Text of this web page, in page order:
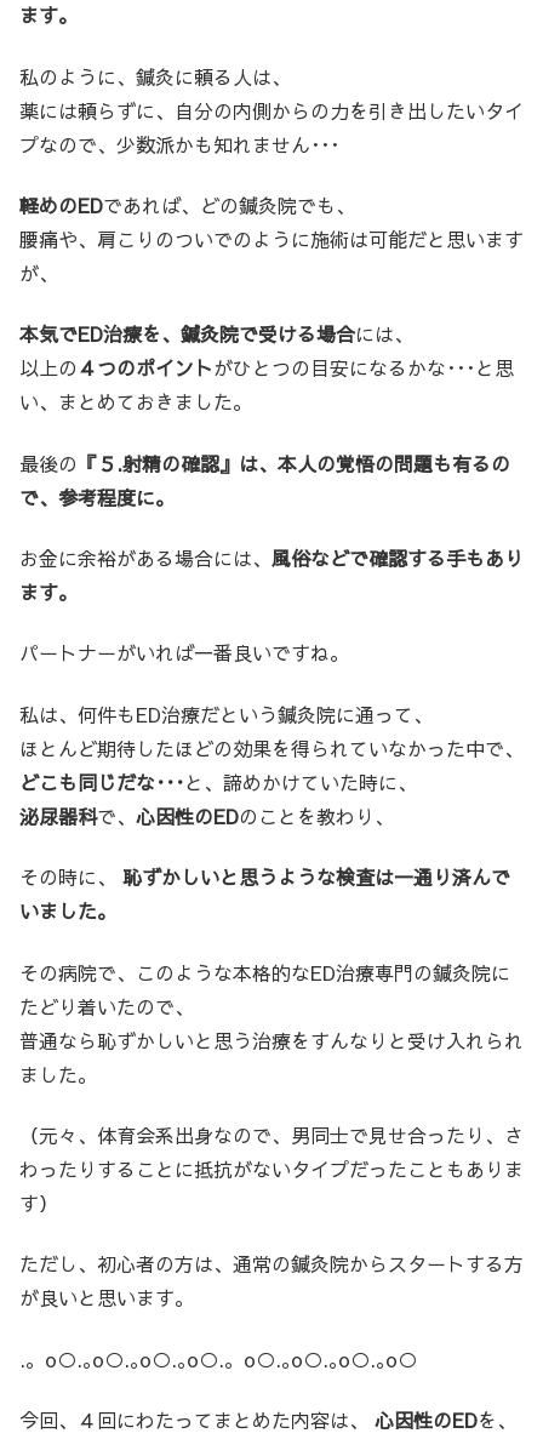
ます。
私のように、鍼灸に頼る人は、
薬には頼らずに、自分の内側からの力を引き出したいタイ
プなので、少数派かも知れません･･･
軽めのEDであれば、どの鍼灸院でも、
腰痛や、肩こりのついでのように施術は可能だと思います
が、
本気でED治療を、鍼灸院で受ける場合には、
以上の４つのポイントがひとつの目安になるかな･･･と思
い、まとめておきました。
最後の 『５.射精の確認』は、本人の覚悟の問題も有るの
で、参考程度に。
お金に余裕がある場合には、 風俗などで確認する手もあり
ます。
パートナーがいれば一番良いですね。
私は、何件もED治療だという鍼灸院に通って、
ほとんど期待したほどの効果を得られていなかった中で、
どこも同じだな･･･と、諦めかけていた時に、
泌尿器科で、 心因性のEDのことを教わり、
その時に、 恥ずかしいと思うような検査は一通り済んで
いました。
その病院で、このような本格的なED治療専門の鍼灸院に
たどり着いたので、
普通なら恥ずかしいと思う治療をすんなりと受け入れられ
ました。
（元々、体育会系出身なので、男同士で見せ合ったり、さ
わったりすることに抵抗がないタイプだったこともありま
す）
ただし、初心者の方は、通常の鍼灸院からスタートする方
が良いと思います。
.。o○.｡o○.｡o○.｡o○.。o○.｡o○.｡o○.｡o○
今回、４回にわたってまとめた内容は、 心因性のEDを、